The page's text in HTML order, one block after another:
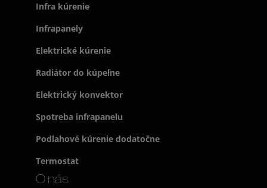
Infra kúrenie
Infrapanely
Elektrické kúrenie
Radiátor do kúpeľne
Elektrický konvektor
Spotreba infrapanelu
Podlahové kúrenie dodatočne
Termostat
O nás